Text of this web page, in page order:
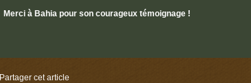
Merci à Bahia pour son courageux témoignage !
Partager cet article